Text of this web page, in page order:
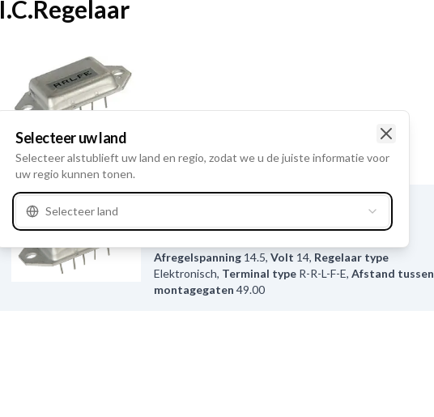
I.C.Regelaar
14 V
Gebruiksnummer132434
Afregelspanning 14.5, Volt 14, Regelaar type
Elektronisch, Terminal type R-R-L-F-E, Afstand tussen
montagegaten 49.00
Selecteer uw land
Selecteer alstublieft uw land en regio, zodat we u de juiste informatie voor
uw regio kunnen tonen.
Selecteer land